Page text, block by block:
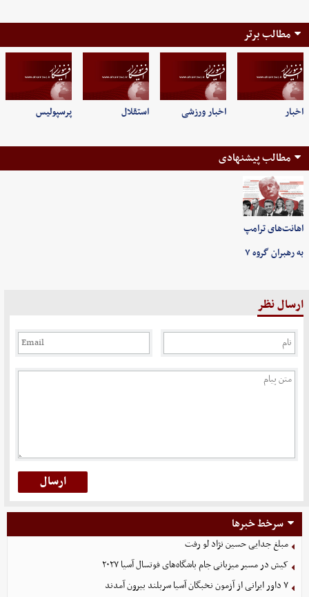
مطالب برتر
اخبار اخبار ورزشی استقلال پرسپولیس
مطالب پیشنهادی
اهانت‌های ترامپ
به رهبران گروه ۷
ارسال نظر
سرخط خبرها
مبلغ جدایی حسین نژاد لو رفت
کیش در مسیر میزبانی جام باشگاه‌های فوتسال آسیا ۲۰۲۷
۷ داور ایرانی از آزمون نخبگان آسیا سربلند بیرون آمدند